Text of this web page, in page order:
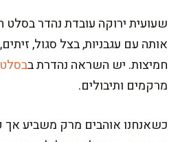
שעועית ירוקה עובדת נהדר
אותה עם עגבניות, בצל סגול,
חמיצות. יש השראה נהדרת ב
מרקמים ותיבולים.
כשאנחנו אוהבים מרק משביע אך